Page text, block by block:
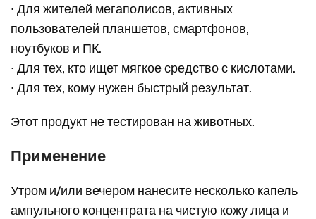
∙ Для жителей мегаполисов, активных
пользователей планшетов, смартфонов,
ноутбуков и ПК.
∙ Для тех, кто ищет мягкое средство с кислотами.
∙ Для тех, кому нужен быстрый результат.
Этот продукт не тестирован на животных.
Применение
Утром и/или вечером нанесите несколько капель
ампульного концентрата на чистую кожу лица и